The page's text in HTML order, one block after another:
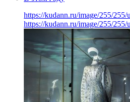
https://kudann.ru/image/255/
https://kudann.ru/image/255/